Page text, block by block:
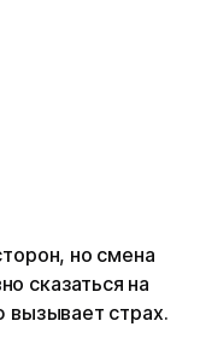
но смена
сказаться на
вызывает страх.